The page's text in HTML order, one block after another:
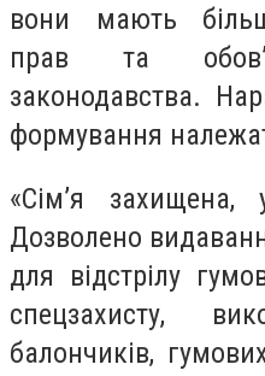
вони мають
прав та
законодавства.
формування
«Сім’я захищена,
Дозволено
для відстрілу
спецзахисту,
балончиків,